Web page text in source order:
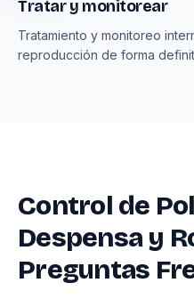
Tratar y monitorear
Tratamiento y monitoreo
reproducción de forma
Control de
Despensa y
Preguntas